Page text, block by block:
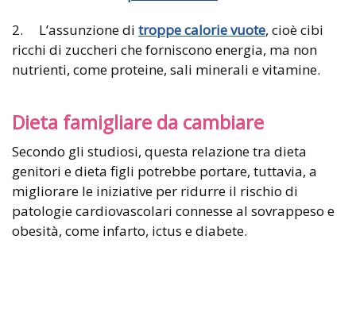
2. L’assunzione di troppe calorie vuote, cioè cibi
ricchi di zuccheri che forniscono energia, ma non
nutrienti, come proteine, sali minerali e vitamine.
Dieta famigliare da cambiare
Secondo gli studiosi, questa relazione tra dieta
genitori e dieta figli potrebbe portare, tuttavia, a
migliorare le iniziative per ridurre il rischio di
patologie cardiovascolari connesse al sovrappeso e
obesità, come infarto, ictus e diabete.